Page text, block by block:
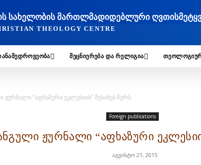
ᲡᲐᲮᲔᲚᲝᲑᲘᲡ ᲛᲐᲠᲗᲚᲛᲐᲓᲘᲓᲔᲑᲚᲣᲠᲘ
THEOLOGY CENTRE
ᲛᲔᲪᲜᲘᲔᲠᲔᲑᲐ ᲓᲐ ᲠᲔᲚᲘᲒᲘᲐ
“აფხაზური ეკლესიის” შესახებ წერს
Foreign publications
ჟურნალი “აფხაზური
აგვისტო 21, 2015